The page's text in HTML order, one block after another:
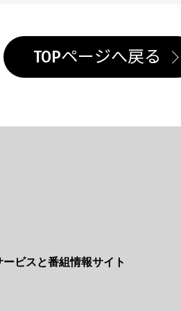
TOPページへ戻る
ビスと番組情報サイト